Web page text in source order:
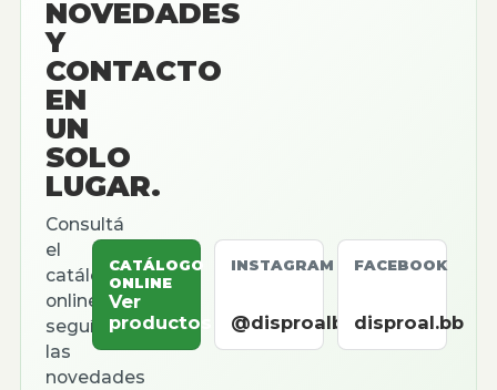
NOVEDADES
Y
CONTACTO
EN
UN
SOLO
LUGAR.
Consultá
el
catálogo
online,
seguí
las
novedades
CATÁLOGO
ONLINE
Ver
productos
INSTAGRAM
@disproalbb
FACEBOOK
disproal.bb